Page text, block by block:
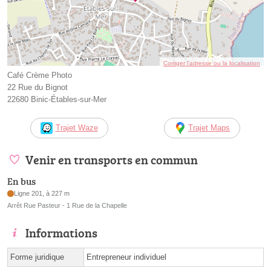
Corriger l’adresse ou la localisation
Café Crème Photo
22 Rue du Bignot
22680 Binic-Étables-sur-Mer
Trajet Waze Trajet Maps
Venir en transports en commun
En bus
Ligne 201, à 227 m
Arrêt Rue Pasteur - 1 Rue de la Chapelle
Informations
Forme juridique Entrepreneur individuel